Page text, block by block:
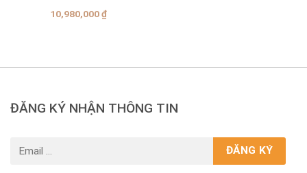
SSC769P1
10,980,000₫
ĐĂNG KÝ NHẬN THÔNG TIN